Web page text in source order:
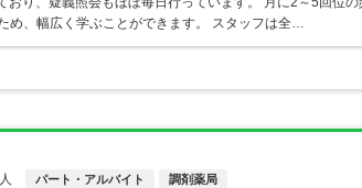
め、幅広く学ぶことができます。 スタッフは全…
パート・アルバイト 調剤薬局